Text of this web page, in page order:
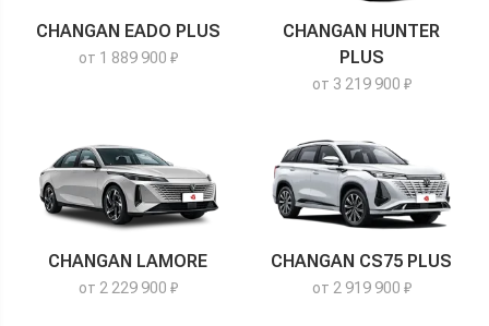
CHANGAN EADO PLUS
от 1 889 900 ₽
CHANGAN HUNTER
PLUS
от 3 219 900 ₽
CHANGAN LAMORE
от 2 229 900 ₽
CHANGAN CS75 PLUS
от 2 919 900 ₽